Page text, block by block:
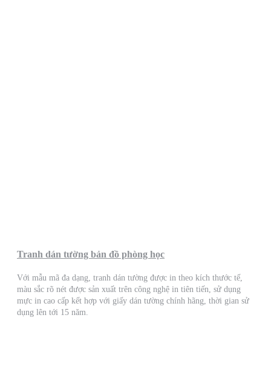
Tranh dán tường bản đồ phòng học
Với mẫu mã đa dạng, tranh dán tường được in theo kích thước tế,
màu sắc rõ nét được sản xuất trên công nghệ in tiên tiến, sử dụng
mực in cao cấp kết hợp với giấy dán tường chính hãng, thời gian sử
dụng lên tới 15 năm.